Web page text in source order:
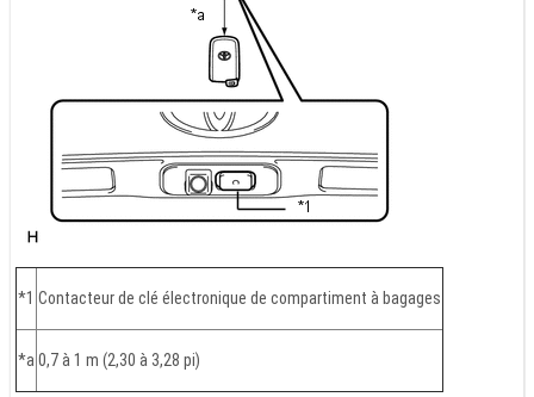
*1 Contacteur de clé électronique de compartiment à bagages
*a 0,7 à 1 m (2,30 à 3,28 pi)